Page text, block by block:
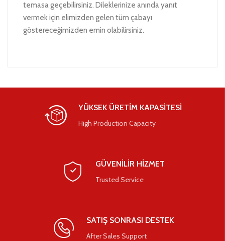
temasa geçebilirsiniz. Dileklerinize anında yanıt
vermek için elimizden gelen tüm çabayı
göstereceğimizden emin olabilirsiniz.
YÜKSEK ÜRETİM KAPASİTESİ
High Production Capacity
GÜVENİLİR HİZMET
Trusted Service
SATIŞ SONRASI DESTEK
After Sales Support